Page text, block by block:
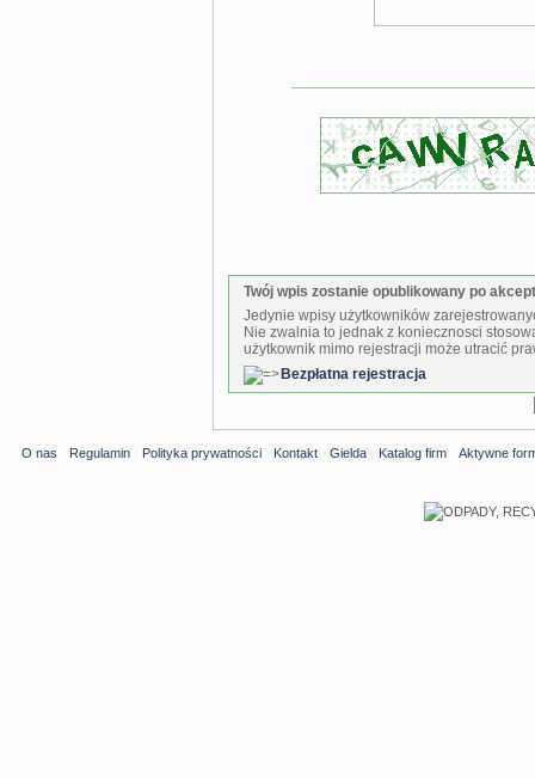
Twój wpis zostanie opublikowany po
Jedynie wpisy użytkowników
Nie zwalnia to jednak z koniecznosci
użytkownik mimo rejestracji może utracić
Bezpłatna rejestracja
O nas Regulamin Polityka prywatności Kontakt Gielda Katalog firm Aktywne